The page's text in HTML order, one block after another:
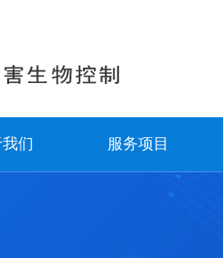
们 服务项目